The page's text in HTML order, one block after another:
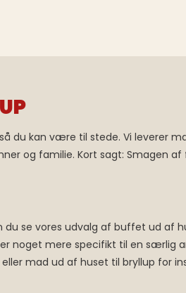
du kan være til stede. Vi leverer
og familie. Kort sagt: Smagen af
se vores udvalg af buffet ud af
noget mere specifikt til en særlig
mad ud af huset til bryllup for